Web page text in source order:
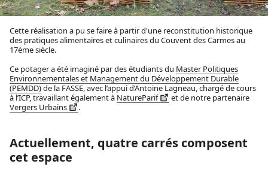
Cette réalisation a pu se faire à partir d'une reconstitution historique
des pratiques alimentaires et culinaires du Couvent des Carmes au
17ème siècle.
Ce potager a été imaginé par des étudiants du Master Politiques
Environnementales et Management du Développement Durable
(PEMDD)de la FASSE, avec l’appui d’Antoine Lagneau, chargé de cours
à l’ICP, travaillant également à NatureParif
et de notre partenaire
Vergers Urbains
.
Actuellement, quatre carrés composent
cet espace